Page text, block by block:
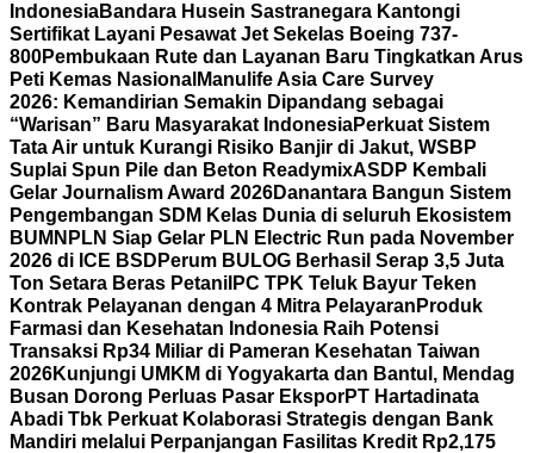
IndonesiaBandara Husein Sastranegara Kantongi
Sertifikat Layani Pesawat Jet Sekelas Boeing 737-
800Pembukaan Rute dan Layanan Baru Tingkatkan Arus
Peti Kemas Nasional Manulife Asia Care Survey
2026: Kemandirian Semakin Dipandang sebagai
“Warisan” Baru Masyarakat IndonesiaPerkuat Sistem
Tata Air untuk Kurangi Risiko Banjir di Jakut, WSBP
Suplai Spun Pile dan Beton ReadymixASDP Kembali
Gelar Journalism Award 2026Danantara Bangun Sistem
Pengembangan SDM Kelas Dunia di seluruh Ekosistem
BUMN PLN Siap Gelar PLN Electric Run pada November
2026 di ICE BSD Perum BULOG Berhasil Serap 3,5 Juta
Ton Setara Beras Petani IPC TPK Teluk Bayur Teken
Kontrak Pelayanan dengan 4 Mitra Pelayaran Produk
Farmasi dan Kesehatan Indonesia Raih Potensi
Transaksi Rp34 Miliar di Pameran Kesehatan Taiwan
2026Kunjungi UMKM di Yogyakarta dan Bantul, Mendag
Busan Dorong Perluas Pasar EksporPT Hartadinata
Abadi Tbk Perkuat Kolaborasi Strategis dengan Bank
Mandiri melalui Perpanjangan Fasilitas Kredit Rp2,175